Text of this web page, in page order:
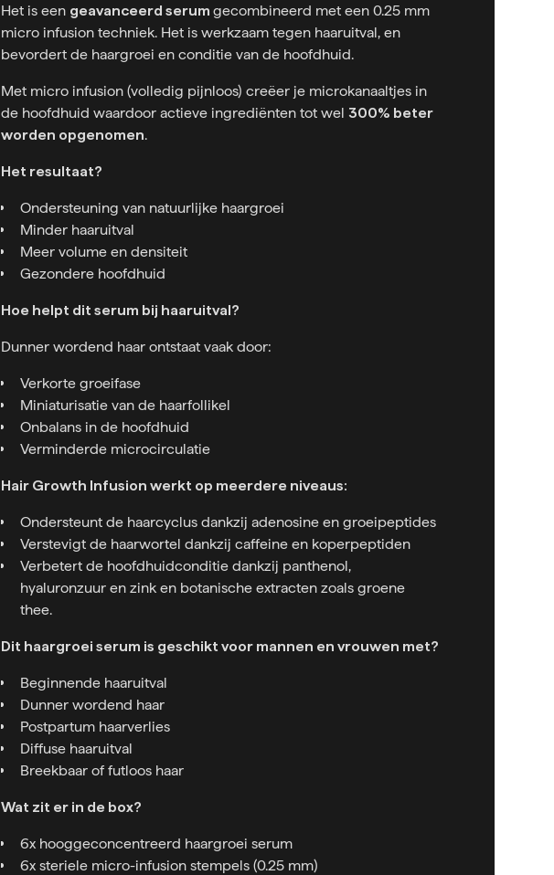
Het is een geavanceerd serum gecombineerd met een 0.25 mm
micro infusion techniek. Het is werkzaam tegen haaruitval, en
bevordert de haargroei en conditie van de hoofdhuid.
Met micro infusion (volledig pijnloos) creëer je microkanaaltjes in
de hoofdhuid waardoor actieve ingrediënten tot wel 300% beter
worden opgenomen.
Het resultaat?
Ondersteuning van natuurlijke haargroei
Minder haaruitval
Meer volume en densiteit
Gezondere hoofdhuid
Hoe helpt dit serum bij haaruitval?
Dunner wordend haar ontstaat vaak door:
Verkorte groeifase
Miniaturisatie van de haarfollikel
Onbalans in de hoofdhuid
Verminderde microcirculatie
Hair Growth Infusion werkt op meerdere niveaus:
Ondersteunt de haarcyclus dankzij adenosine en groeipeptides
Verstevigt de haarwortel dankzij caffeine en koperpeptiden
Verbetert de hoofdhuidconditie dankzij panthenol,
hyaluronzuur en zink en botanische extracten zoals groene
thee.
Dit haargroei serum is geschikt voor mannen en vrouwen met?
Beginnende haaruitval
Dunner wordend haar
Postpartum haarverlies
Diffuse haaruitval
Breekbaar of futloos haar
Wat zit er in de box?
6x hooggeconcentreerd haargroei serum
6x steriele micro-infusion stempels (0.25 mm)